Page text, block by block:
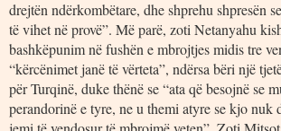
drejtën ndërkombëtare, dhe shprehu shpresën
të vihet në provë”. Më parë, zoti Netanyahu
bashkëpunim në fushën e mbrojtjes midis tre
“kërcënimet janë të vërteta”, ndërsa bëri një
për Turqinë, duke thënë se “ata që besojnë se
perandorinë e tyre, ne u themi atyre se kjo nuk